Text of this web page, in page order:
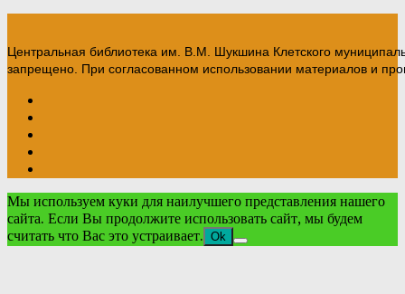
Центральная библиотека им. В.М. Шукшина Клетского
запрещено. При согласованном использовании материалов и
Мы используем куки для наилучшего представления нашего
сайта. Если Вы продолжите использовать сайт, мы будем
считать что Вас это устраивает. Ok